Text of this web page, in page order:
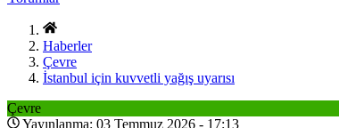
Haberler
Çevre
İstanbul için kuvvetli yağış uyarısı
Çevre
Yayınlanma: 03 Temmuz 2026 - 17:13